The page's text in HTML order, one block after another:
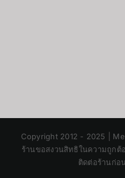
Copyright 2012 - 2025 |
ร้านขอสงวนสิทธิในความถูกต้
ติดต่อร้านก่อ